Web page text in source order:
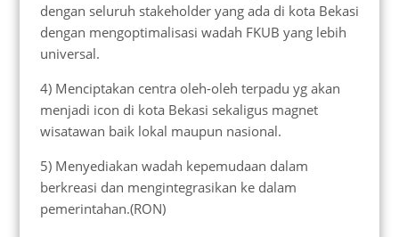
dengan seluruh stakeholder yang ada di kota Bekasi
dengan mengoptimalisasi wadah FKUB yang lebih
universal.
4) Menciptakan centra oleh-oleh terpadu yg akan
menjadi icon di kota Bekasi sekaligus magnet
wisatawan baik lokal maupun nasional.
5) Menyediakan wadah kepemudaan dalam
berkreasi dan mengintegrasikan ke dalam
pemerintahan.(RON)